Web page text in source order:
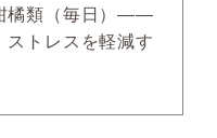
橘類（毎日）――
トレスを軽減す